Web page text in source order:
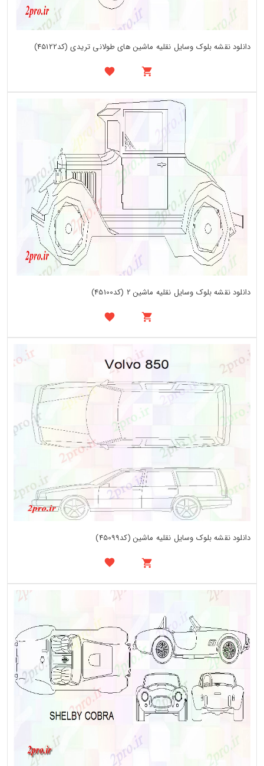
دانلود نقشه بلوک وسایل نقلیه ماشین های طولانی تریدی (کد45122)
دانلود نقشه بلوک وسایل نقلیه ماشین 2 (کد45100)
دانلود نقشه بلوک وسایل نقلیه ماشین (کد45099)